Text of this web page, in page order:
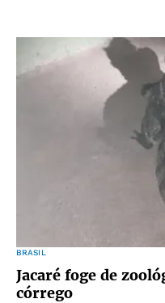
BRASIL
Jacaré foge de
córrego